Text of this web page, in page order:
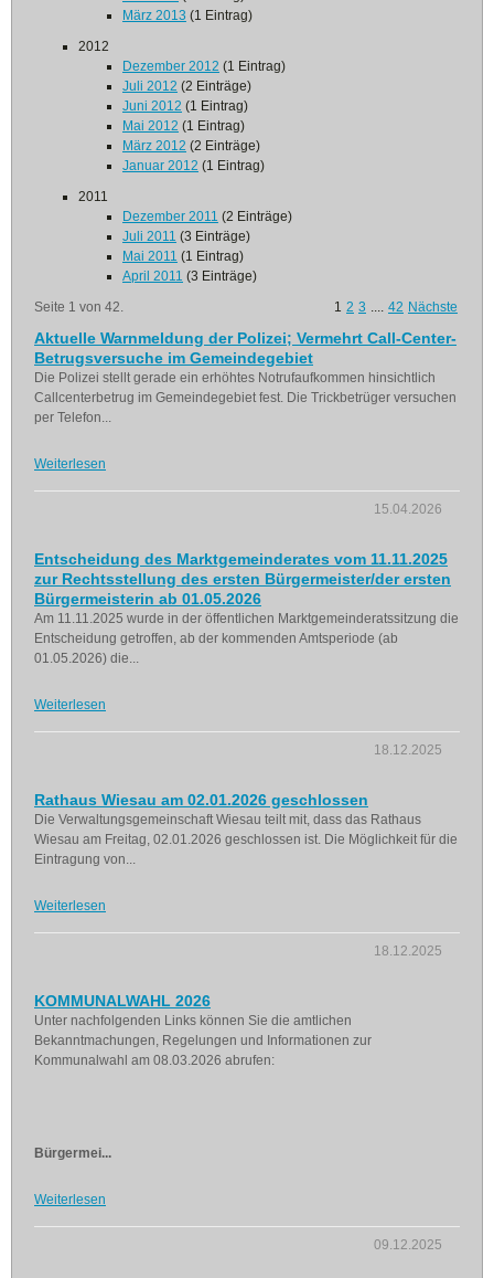
März 2013 (1 Eintrag)
2012
Dezember 2012 (1 Eintrag)
Juli 2012 (2 Einträge)
Juni 2012 (1 Eintrag)
Mai 2012 (1 Eintrag)
März 2012 (2 Einträge)
Januar 2012 (1 Eintrag)
2011
Dezember 2011 (2 Einträge)
Juli 2011 (3 Einträge)
Mai 2011 (1 Eintrag)
April 2011 (3 Einträge)
Seite 1 von 42.
1 2 3 .... 42 Nächste
Aktuelle Warnmeldung der Polizei; Vermehrt Call-Center-
Betrugsversuche im Gemeindegebiet
Die Polizei stellt gerade ein erhöhtes Notrufaufkommen hinsichtlich
Callcenterbetrug im Gemeindegebiet fest. Die Trickbetrüger versuchen
per Telefon...
Weiterlesen
15.04.2026
Entscheidung des Marktgemeinderates vom 11.11.2025
zur Rechtsstellung des ersten Bürgermeister/der ersten
Bürgermeisterin ab 01.05.2026
Am 11.11.2025 wurde in der öffentlichen Marktgemeinderatssitzung die
Entscheidung getroffen, ab der kommenden Amtsperiode (ab
01.05.2026) die...
Weiterlesen
18.12.2025
Rathaus Wiesau am 02.01.2026 geschlossen
Die Verwaltungsgemeinschaft Wiesau teilt mit, dass das Rathaus
Wiesau am Freitag, 02.01.2026 geschlossen ist. Die Möglichkeit für die
Eintragung von...
Weiterlesen
18.12.2025
KOMMUNALWAHL 2026
Unter nachfolgenden Links können Sie die amtlichen
Bekanntmachungen, Regelungen und Informationen zur
Kommunalwahl am 08.03.2026 abrufen:
Bürgermei...
Weiterlesen
09.12.2025